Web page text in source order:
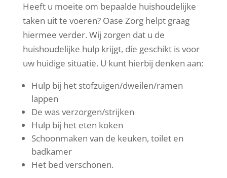
Heeft u moeite om bepaalde huishoudelijke
taken uit te voeren? Oase Zorg helpt graag
hiermee verder. Wij zorgen dat u de
huishoudelijke hulp krijgt, die geschikt is voor
uw huidige situatie. U kunt hierbij denken aan:
Hulp bij het stofzuigen/dweilen/ramen
lappen
De was verzorgen/strijken
Hulp bij het eten koken
Schoonmaken van de keuken, toilet en
badkamer
Het bed verschonen.